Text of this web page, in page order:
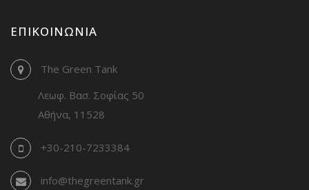
ΕΠΙΚΟΙΝΩΝΊΑ
The Green Tank
Λεωφ. Βασ. Σοφίας 50
Αθήνα, 11528
+30-210-7233384
info@thegreentank.gr